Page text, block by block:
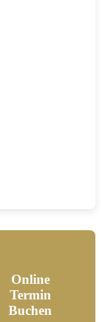
Online
Termin
Buchen